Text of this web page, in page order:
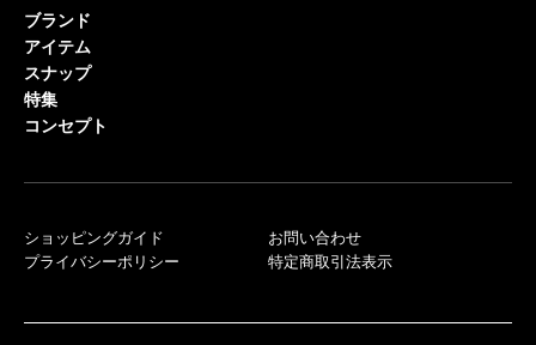
ブランド
アイテム
スナップ
特集
コンセプト
ショッピングガイド
プライバシーポリシー
お問い合わせ
特定商取引法表示